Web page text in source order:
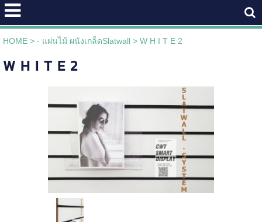
HOME> - แผ่นไม้ ผนังเกล็ดSlatwall> W H I T E 2
W H I T E 2